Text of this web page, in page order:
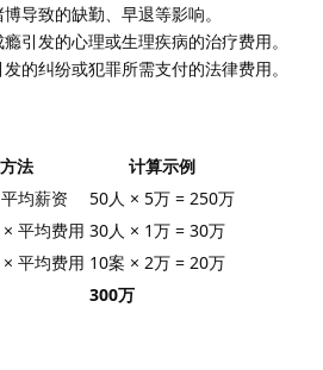
博导致的缺勤、早退等影响。
瘾引发的心理或生理疾病的治疗费用。
发的纠纷或犯罪所需支付的法律费用。
法
计算示例
均薪资
50人 × 5万 = 250万
平均费用 30人 × 1万 = 30万
平均费用 10案 × 2万 = 20万
300万